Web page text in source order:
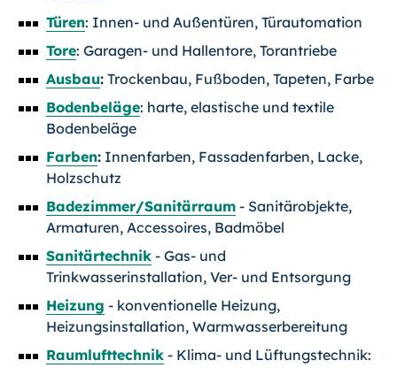
Türen: Innen- und Außentüren, Türautomation
Tore: Garagen- und Hallentore, Torantriebe
Ausbau: Trockenbau, Fußboden, Tapeten, Farbe
Bodenbeläge: harte, elastische und textile
Bodenbeläge
Farben: Innenfarben, Fassadenfarben, Lacke,
Holzschutz
Badezimmer/Sanitärraum - Sanitärobjekte,
Armaturen, Accessoires, Badmöbel
Sanitärtechnik - Gas- und
Trinkwasserinstallation, Ver- und Entsorgung
Heizung - konventionelle Heizung,
Heizungsinstallation, Warmwasserbereitung
Raumlufttechnik - Klima- und Lüftungstechnik: